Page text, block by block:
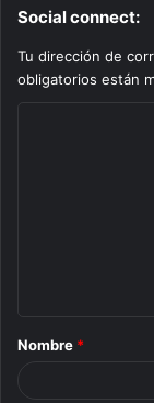
Social connect:
Tu dirección de
obligatorios están
r
Nombre *